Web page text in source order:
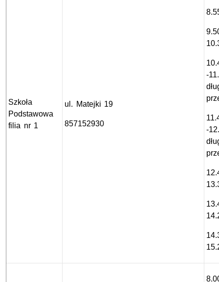
Szkoła
Podstawowa
filia nr 1
ul. Matejki 19
857152930
-
-